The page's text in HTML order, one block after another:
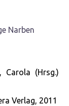
Narben
Carola (Hrsg.)
Verlag, 2011